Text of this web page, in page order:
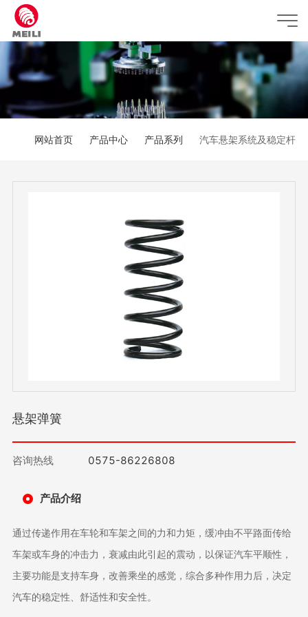
网站首页 产品中心 产品系列 汽车悬架系统及稳定杆
悬架弹簧
咨询热线 0575-86226808
产品介绍
通过传递作用在车轮和车架之间的力和力矩，缓冲由不平路面传给
车架或车身的冲击力，衰减由此引起的震动，以保证汽车平顺性，
主要功能是支持车身，改善乘坐的感觉，综合多种作用力后，决定
汽车的稳定性、舒适性和安全性。